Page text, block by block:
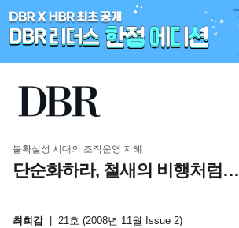
불확실성 시대의 조직운영 지혜
단순화하라, 철새의 비행처럼…
최희갑 21호 (2008년 11월 Issue 2)